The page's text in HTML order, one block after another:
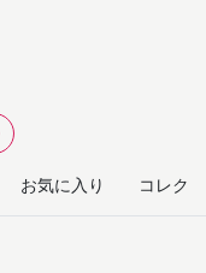
お気に入り コレク